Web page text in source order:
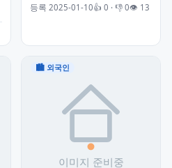
등록 2025-01-10👍 0 · 👎 0👁 13
🏙 외국인